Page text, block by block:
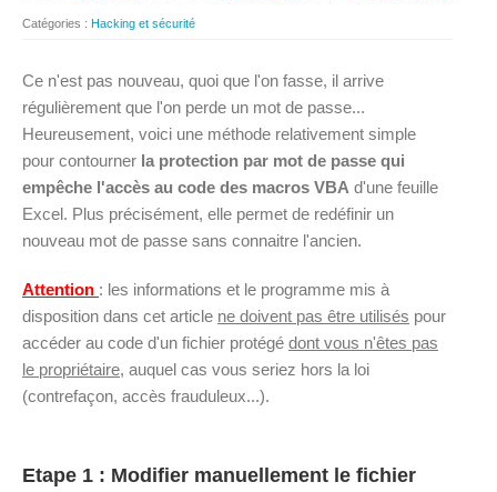
Catégories : Hacking et sécurité
Ce n'est pas nouveau, quoi que l'on fasse, il arrive
régulièrement que l'on perde un mot de passe...
Heureusement, voici une méthode relativement simple
pour contourner la protection par mot de passe qui
empêche l'accès au code des macros VBA d'une feuille
Excel. Plus précisément, elle permet de redéfinir un
nouveau mot de passe sans connaitre l'ancien.
Attention : les informations et le programme mis à
disposition dans cet article ne doivent pas être utilisés pour
accéder au code d'un fichier protégé dont vous n'êtes pas
le propriétaire, auquel cas vous seriez hors la loi
(contrefaçon, accès frauduleux...).
Etape 1 : Modifier manuellement le fichier